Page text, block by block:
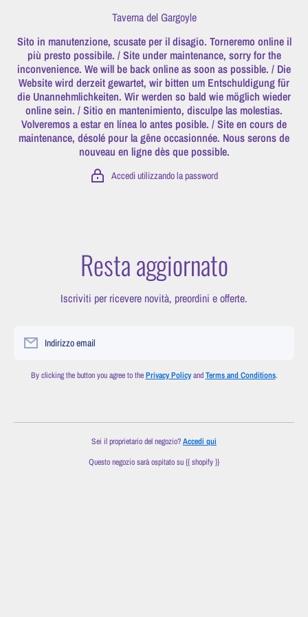
Taverna del Gargoyle
Sito in manutenzione, scusate per il disagio. Torneremo online il
più presto possibile. / Site under maintenance, sorry for the
inconvenience. We will be back online as soon as possible. / Die
Website wird derzeit gewartet, wir bitten um Entschuldigung für
die Unannehmlichkeiten. Wir werden so bald wie möglich wieder
online sein. / Sitio en mantenimiento, disculpe las molestias.
Volveremos a estar en línea lo antes posible. / Site en cours de
maintenance, désolé pour la gêne occasionnée. Nous serons de
nouveau en ligne dès que possible.
Accedi utilizzando la password
Resta aggiornato
Iscriviti per ricevere novità, preordini e offerte.
Indirizzo email
By clicking the button you agree to thePrivacy PolicyandTerms and Conditions.
Sei il proprietario del negozio?Accedi qui
Questo negozio sarà ospitato su {{ shopify }}